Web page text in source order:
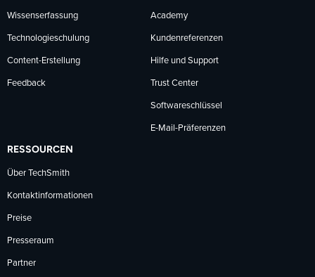
Wissenserfassung
Technologieschulung
Content-Erstellung
Feedback
Academy
Kundenreferenzen
Hilfe und Support
Trust Center
Softwareschlüssel
E-Mail-Präferenzen
RESSOURCEN
Über TechSmith
Kontaktinformationen
Preise
Presseraum
Partner